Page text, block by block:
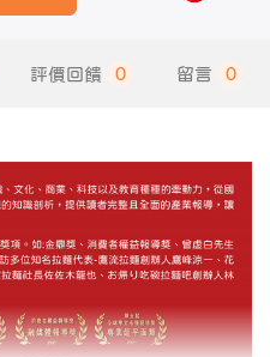
評價回饋 0 留言 0